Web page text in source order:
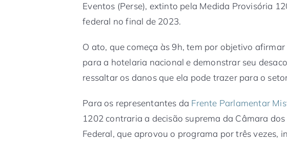
Eventos (Perse), extinto pela Medida Provisória
federal no final de 2023.
O ato, que começa às 9h, tem por objetivo
para a hotelaria nacional e demonstrar seu
ressaltar os danos que ela pode trazer para o
Para os representantes da Frente Parlamentar
1202 contraria a decisão suprema da Câmara
Federal, que aprovou o programa por três vezes,